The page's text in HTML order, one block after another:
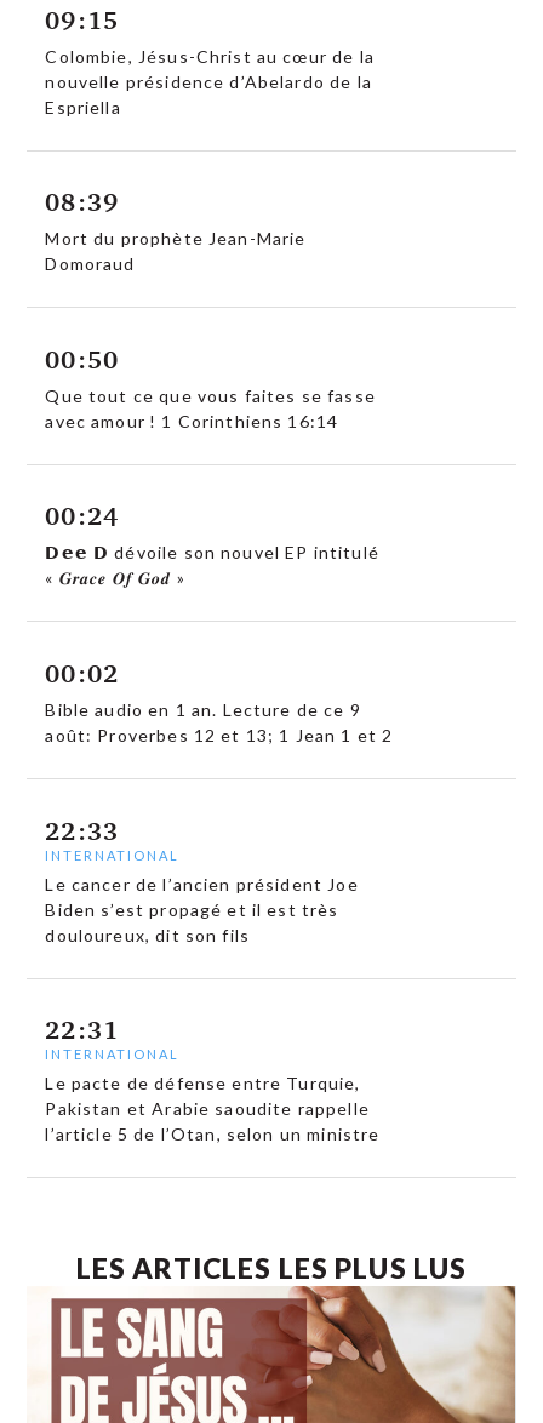
09:15
Colombie, Jésus-Christ au cœur de la
nouvelle présidence d’Abelardo de la
Espriella
08:39
Mort du prophète Jean-Marie
Domoraud
00:50
Que tout ce que vous faites se fasse
avec amour ! 1 Corinthiens 16:14
00:24
𝗗𝗲𝗲 𝗗 dévoile son nouvel EP intitulé
« 𝑮𝒓𝒂𝒄𝒆 𝑶𝒇 𝑮𝒐𝒅 »
00:02
Bible audio en 1 an. Lecture de ce 9
août: Proverbes 12 et 13; 1 Jean 1 et 2
22:33
INTERNATIONAL
Le cancer de l’ancien président Joe
Biden s’est propagé et il est très
douloureux, dit son fils
22:31
INTERNATIONAL
Le pacte de défense entre Turquie,
Pakistan et Arabie saoudite rappelle
l’article 5 de l’Otan, selon un ministre
LES ARTICLES LES PLUS LUS